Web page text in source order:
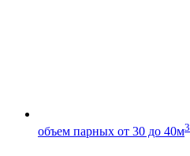
объем парных от 30 до 40м3